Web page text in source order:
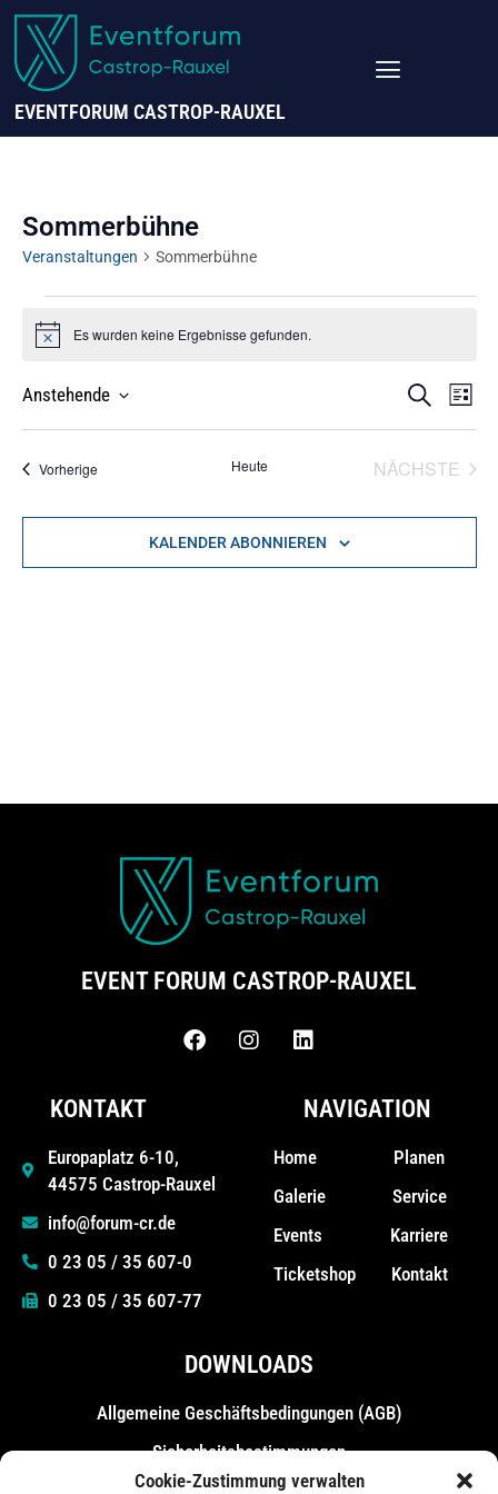
Cookie-Zustimmung verwalten
EVENTFORUM CASTROP-RAUXEL
Sommerbühne
Veranstaltungen Sommerbühne
HinweisEs wurden keine Ergebnisse gefunden.
SUCHE
LISTE
Anstehende
VorherigeVeranstaltungen Heute NÄCHSTE
KALENDER ABONNIEREN
EVENT FORUM CASTROP-RAUXEL
KONTAKT
Europaplatz 6-10,
44575 Castrop-Rauxel
info@forum-cr.de
0 23 05 / 35 607-0
0 23 05 / 35 607-77
NAVIGATION
Home
Galerie
Events
Ticketshop
Planen
Service
Karriere
Kontakt
DOWNLOADS
Allgemeine Geschäfts­bedingungen (AGB)
Sicherheitsbestimmungen